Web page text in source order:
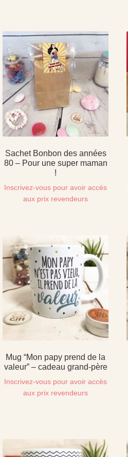
Sachet Bonbon des années
80 – Pour une super maman
!
Inscrivez-vous pour avoir accès
aux prix revendeurs
Mug “Mon papy prend de la
valeur” – cadeau grand-père
Inscrivez-vous pour avoir accès
aux prix revendeurs